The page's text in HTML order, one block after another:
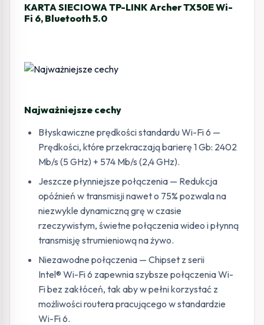
KARTA SIECIOWA TP-LINK Archer TX50E Wi-
Fi 6, Bluetooth 5.0
Najważniejsze cechy
Błyskawiczne prędkości standardu Wi-Fi 6 —
Prędkości, które przekraczają barierę 1 Gb: 2402
Mb/s (5 GHz) + 574 Mb/s (2,4 GHz).
Jeszcze płynniejsze połączenia — Redukcja
opóźnień w transmisji nawet o 75% pozwala na
niezwykle dynamiczną grę w czasie
rzeczywistym, świetne połączenia wideo i płynną
transmisję strumieniową na żywo.
Niezawodne połączenia — Chipset z serii
Intel® Wi-Fi 6 zapewnia szybsze połączenia Wi-
Fi bez zakłóceń, tak aby w pełni korzystać z
możliwości routera pracującego w standardzie
Wi-Fi 6.